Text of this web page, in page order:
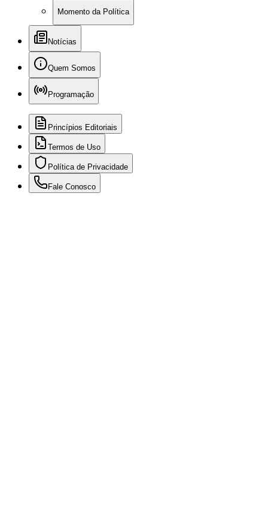
Momento da Política
Notícias
Quem Somos
Programação
Princípios Editoriais
Termos de Uso
Política de Privacidade
Fale Conosco